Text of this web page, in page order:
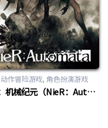
动作冒险游戏, 角色扮演游戏
尼尔：机械纪元（NieR：Automata）